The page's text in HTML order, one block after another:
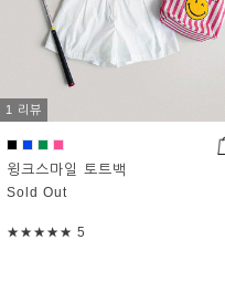
1 리뷰
윙크스마일 토트백
Sold Out
★★★★★ 5